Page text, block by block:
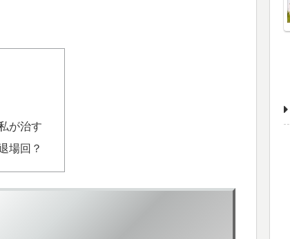
が治す
場回？